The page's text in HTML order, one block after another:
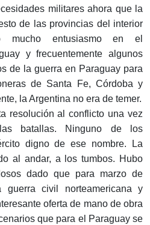
militares ahora que la
de las provincias del interior
mucho entusiasmo en el
y frecuentemente algunos
de la guerra en Paraguay para
de Santa Fe, Córdoba y
la Argentina no era de temer.
resolución al conflicto una vez
batallas. Ninguno de los
digno de ese nombre. La
al andar, a los tumbos. Hubo
dado que para marzo de
civil norteamericana y
oferta de mano de obra
que para el Paraguay se